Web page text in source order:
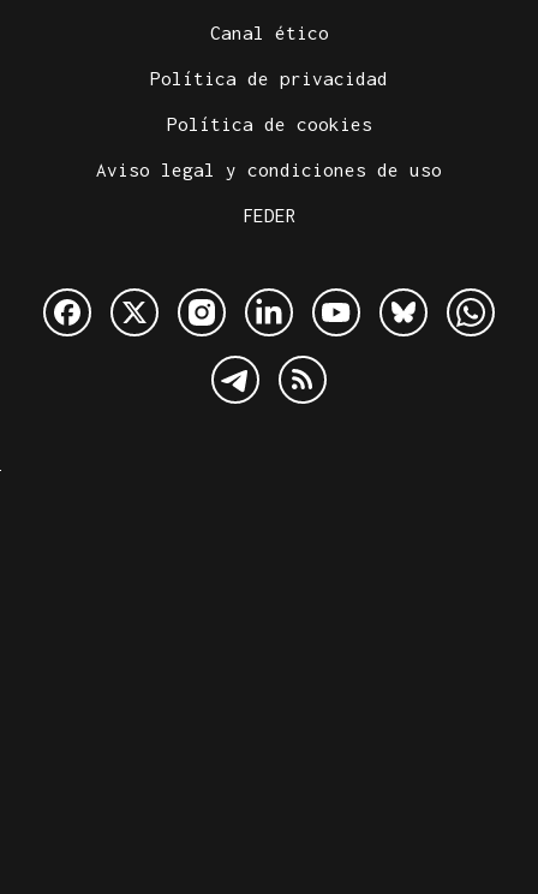
Canal ético
Política de privacidad
Política de cookies
Aviso legal y condiciones de uso
FEDER